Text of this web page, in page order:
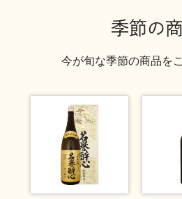
季節の
今が旬な季節の商品を